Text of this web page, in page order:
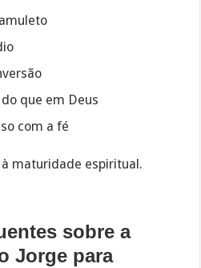
que em Deus
com a fé
maturidade espiritual.
sobre a
Jorge para